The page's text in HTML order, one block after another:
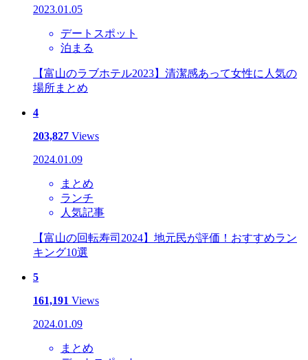
2023.01.05
デートスポット
泊まる
【富山のラブホテル2023】清潔感あって女性に人気の
場所まとめ
4
203,827 Views
2024.01.09
まとめ
ランチ
人気記事
【富山の回転寿司2024】地元民が評価！おすすめラン
キング10選
5
161,191 Views
2024.01.09
まとめ